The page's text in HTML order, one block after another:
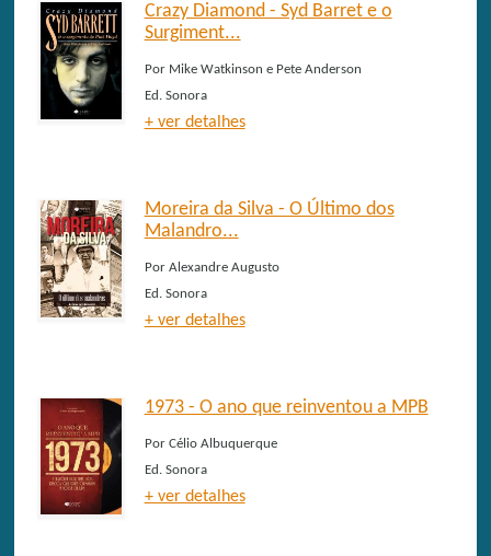
Crazy Diamond - Syd Barret e o
Surgiment...
PorMike Watkinson e Pete Anderson
Ed.Sonora
+ ver detalhes
Moreira da Silva - O Último dos
Malandro...
PorAlexandre Augusto
Ed.Sonora
+ ver detalhes
1973 - O ano que reinventou a MPB
PorCélio Albuquerque
Ed.Sonora
+ ver detalhes